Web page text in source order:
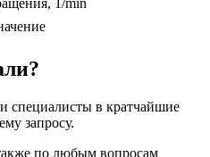
1/min
специалисты в кратчайшие
запросу.
по любым вопросам